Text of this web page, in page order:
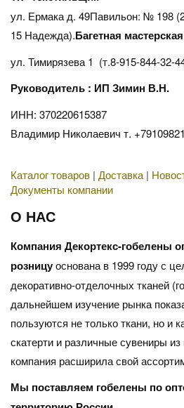
ул. Ермака д. 49Павильон: № 198
15 Надежда).Багетная мастерская
ул. Тимирязева 1 (т.8-915-844-32-
Руководитель : ИП Зимин В.Н.
ИНН: 370220615387
Владимир Николаевич т.
Каталог товаров | Доставка |
Документы компании
О НАС
Компания Декортекс-гобелены
розницуоснована в 1999 году с
декоративно-отделочных тканей
дальнейшем изучение рынка
пользуются не только ткани, но и
скатерти и различные сувениры
компания расширила свой
Мы поставляем гобелены по